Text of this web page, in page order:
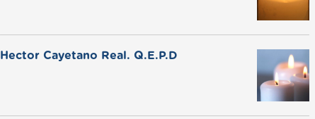
Hector Cayetano Real. Q.E.P.D